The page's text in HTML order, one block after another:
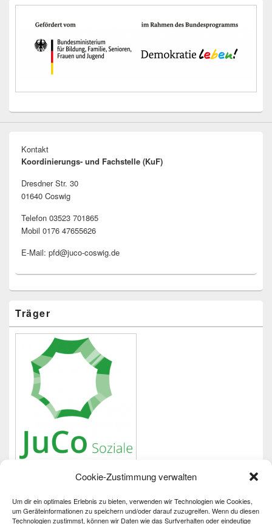
Cookie-Zustimmung verwalten
Um dir ein optimales Erlebnis zu bieten, verwenden wir Technologien wie Cookies,
um Geräteinformationen zu speichern und/oder darauf zuzugreifen. Wenn du diesen
Technologien zustimmst, können wir Daten wie das Surfverhalten oder eindeutige
Kontakt
Koordinierungs- und Fachstelle (KuF)
Dresdner Str. 30
01640 Coswig
Telefon 03523 701865
Mobil 0176 47655626
E-Mail: pfd@juco-coswig.de
Träger
Wichtiges